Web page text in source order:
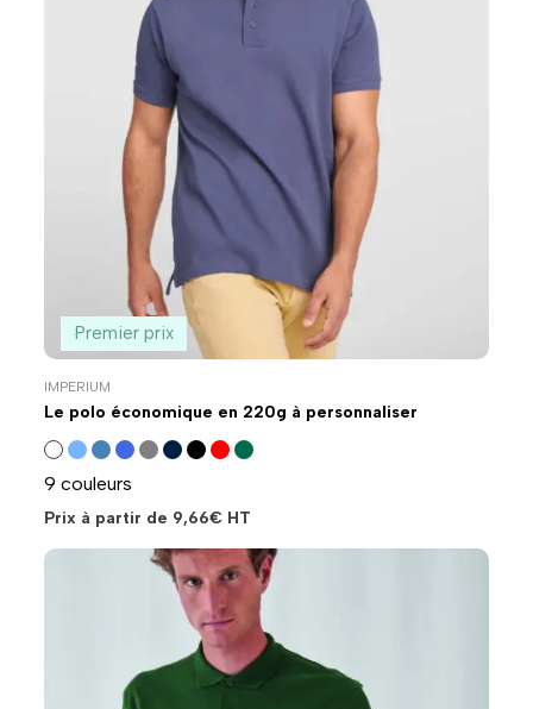
Premier prix
IMPERIUM
Le polo économique en 220g à personnaliser
9 couleurs
Prix à partir de 9,66€ HT